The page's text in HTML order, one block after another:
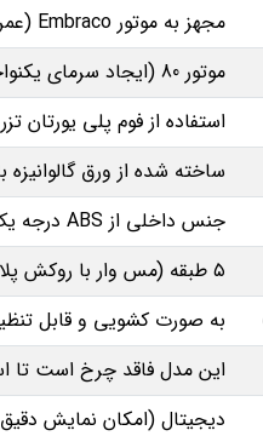
مجهز به موتور Embraco (عمر طولانی، عملکرد کم‌ صدا و مصرف انرژی بهینه)
موتور 80 (ایجاد سرمای یکنواخت در تمام طبقات و حفظ دمای ثابت)
استفاده از فوم پلی‌ یورتان تزریقی با ضخامت ۵ سانت
ساخته‌ شده از ورق
جنس داخلی از ABS درجه یک
۵ طبقه (مس‌ وار با روکش پلاستیکی)
به‌ صورت کشویی و قابل
این مدل فاقد چرخ است تا
دیجیتال (امکان نمایش